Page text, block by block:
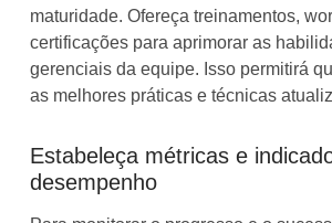
maturidade. Ofereça treinamentos,
certificações para aprimorar as
gerenciais da equipe. Isso permitirá
as melhores práticas e técnicas
Estabeleça métricas e
desempenho